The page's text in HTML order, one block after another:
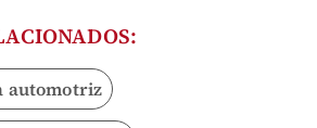
automotriz